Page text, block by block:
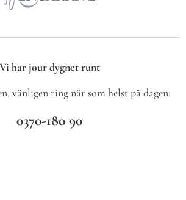
Vi har jour dygnet runt
vänligen ring när som helst på dagen:
0370-180 90